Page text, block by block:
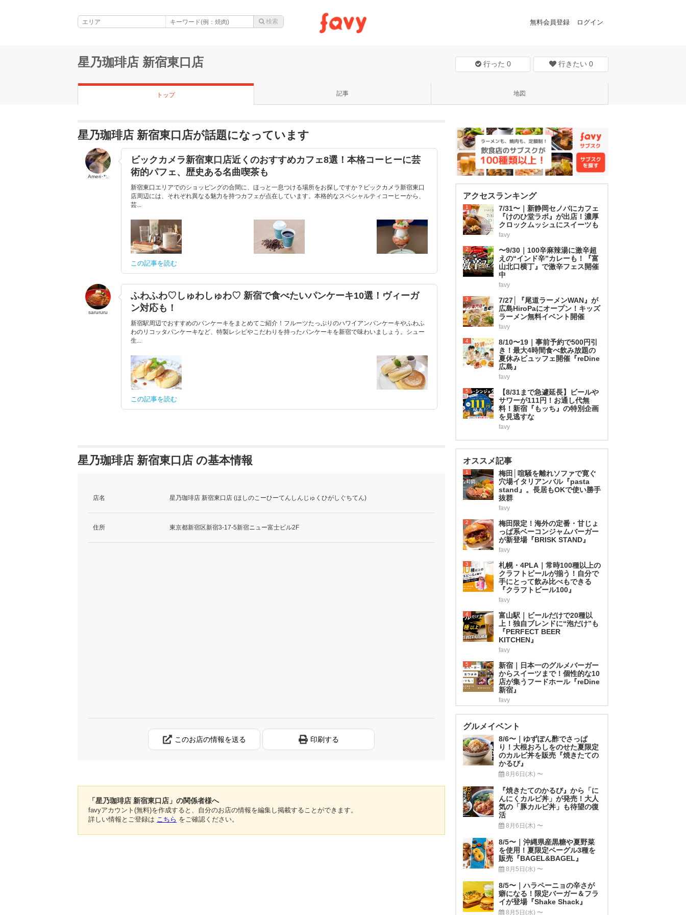
無料会員登録 ログイン
星乃珈琲店 新宿東口店 行った 0 行きたい 0
トップ 記事 地図
星乃珈琲店 新宿東口店が話題になっています
Ameri･*:.
ビックカメラ新宿東口店近くのおすすめカフェ8選！本格コーヒーに芸
術的パフェ、歴史ある名曲喫茶も
新宿東口エリアでのショッピングの合間に、ほっと一息つける場所をお探しですか？ビックカメラ新宿東口
店周辺には、それぞれ異なる魅力を持つカフェが点在しています。本格的なスペシャルティコーヒーから、
芸...
この記事を読む
sarururu
ふわふわ♡しゅわしゅわ♡ 新宿で食べたいパンケーキ10選！ヴィーガ
ン対応も！
新宿駅周辺でおすすめのパンケーキをまとめてご紹介！フルーツたっぷりのハワイアンパンケーキやふわふ
わのリコッタパンケーキなど、特製レシピやこだわりを持ったパンケーキを新宿で味わいましょう。シュー
生...
この記事を読む
星乃珈琲店 新宿東口店 の基本情報
店名 星乃珈琲店 新宿東口店 (ほしのこーひーてんしんじゅくひがしぐちてん)
住所 東京都新宿区新宿3-17-5新宿ニュー富士ビル2F
このお店の情報を送る 印刷する
「星乃珈琲店 新宿東口店」の関係者様へ
favyアカウント(無料)を作成すると、自分のお店の情報を編集し掲載することができます。
詳しい情報とご登録は こちら をご確認ください。
アクセスランキング
1
7/31〜｜新静岡セノバにカフェ
『けのひ堂ラボ』が出店！濃厚
クロックムッシュにスイーツも
favy
2
〜9/30｜100辛麻辣湯に激辛超
えの“インド辛”カレーも！『富
山北口横丁』で激辛フェス開催
中
favy
3
7/27│『尾道ラーメンWAN』が
広島HiroPaにオープン！キッズ
ラーメン無料イベント開催
favy
4
8/10〜19｜事前予約で500円引
き！最大4時間食べ飲み放題の
夏休みビュッフェ開催『reDine
広島』
favy
5
【8/31まで急遽延長】ビールや
サワーが111円！お通し代無
料！新宿『もッち』の特別企画
を見逃すな
favy
オススメ記事
1
梅田│喧騒を離れソファで寛ぐ
穴場イタリアンバル『pasta
stand』。長居もOKで使い勝手
抜群
favy
2
梅田限定！海外の定番・甘じょ
っぱ系ベーコンジャムバーガー
が新登場『BRISK STAND』
favy
3
札幌・4PLA｜常時100種以上の
クラフトビールが揃う！自分で
手にとって飲み比べもできる
『クラフトビール100』
favy
4
富山駅｜ビールだけで20種以
上！独自ブレンドに“泡だけ”も
『PERFECT BEER
KITCHEN』
favy
5
新宿｜日本一のグルメバーガー
からスイーツまで！個性的な10
店が集うフードホール『reDine
新宿』
favy
グルメイベント
8/6〜｜ゆずぽん酢でさっぱ
り！大根おろしをのせた夏限定
のカルビ丼を販売『焼きたての
かるび』
8月6日(木) 〜
『焼きたてのかるび』から「に
んにくカルビ丼」が発売！大人
気の「豚カルビ丼」も待望の復
活
8月6日(木) 〜
8/5〜｜沖縄県産黒糖や夏野菜
を使用！夏限定ベーグル3種を
販売『BAGEL&BAGEL』
8月5日(水) 〜
8/5〜｜ハラペーニョの辛さが
癖になる！限定バーガー＆フラ
イが登場『Shake Shack』
8月5日(水) 〜